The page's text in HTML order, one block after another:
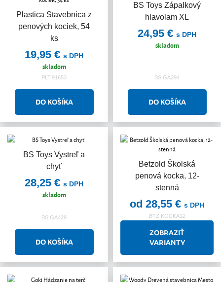
Plastica Stavebnica z
penových kociek, 54
ks
19,95 € s DPH
skladom
PLT.91653
BS Toys Zápalkový
hlavolam XL
24,95 € s DPH
skladom
BS.GA294
BS Toys Vystreľ a
chyť
28,25 € s DPH
skladom
BS.GA429
Betzold Školská
penová kocka, 12-
stenná
od 28,55 € s DPH
BTZ.KOCKA12
ZOBRAZIŤ
VARIANTY